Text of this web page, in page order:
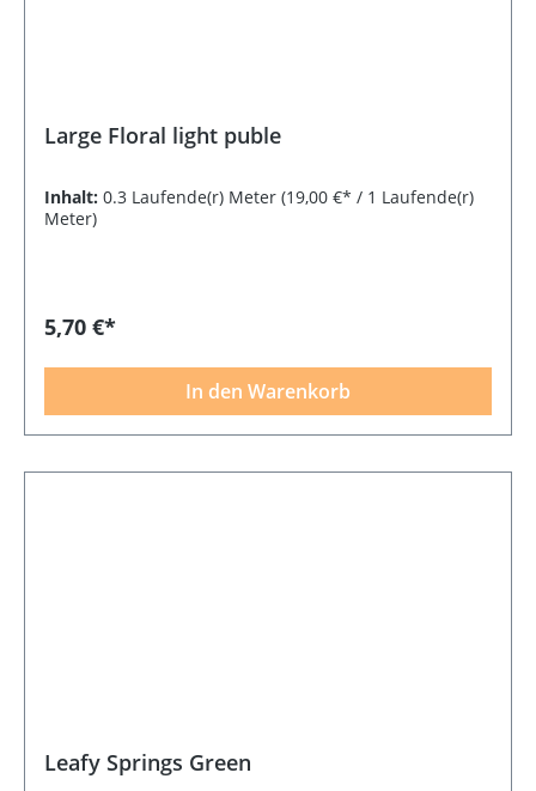
Large Floral light puble
Inhalt: 0.3 Laufende(r) Meter (19,00 €* / 1 Laufende(r)
Meter)
5,70 €*
In den Warenkorb
Leafy Springs Green